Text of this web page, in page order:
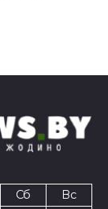
Сб
Вс